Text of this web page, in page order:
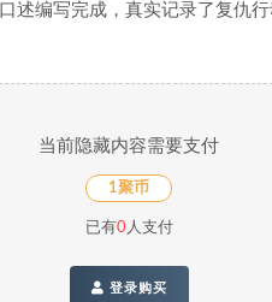
述编写完成，真实记录了复仇
当前隐藏内容需要支付
1聚币
已有0人支付
登录购买